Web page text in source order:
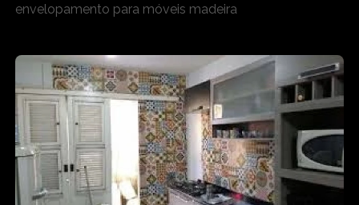
envelopamento para móveis madeira